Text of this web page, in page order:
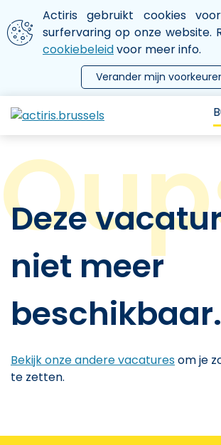
Aller au contenu principal
We gebruiken cookies
Actiris gebruikt cookies
surfervaring op onze website.
cookiebeleidvoor meer info.
Verander mijn
le menu
Deze
niet meer
beschikbaar.
Bekijk onze andere vacaturesom je
te zetten.